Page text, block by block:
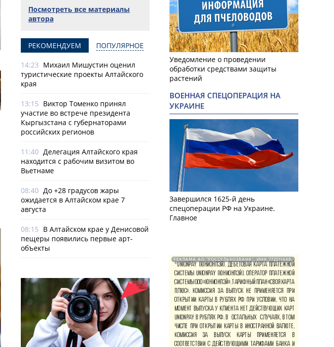
Посмотреть все материалы
автора
РЕКОМЕНДУЕМ ПОПУЛЯРНОЕ
14:23 Михаил Мишустин оценил
туристические проекты Алтайского
края
13:15 Виктор Томенко принял
участие во встрече президента
Кыргызстана с губернаторами
российских регионов
11:40 Делегация Алтайского края
находится с рабочим визитом во
Вьетнаме
08:40 До +28 градусов жары
ожидается в Алтайском крае 7
августа
08:15 В Алтайском крае у Денисовой
пещеры появились первые арт-
объекты
Уведомление о проведении
обработки средствами защиты
растений
ВОЕННАЯ СПЕЦОПЕРАЦИЯ НА
УКРАИНЕ
Завершился 1625-й день
спецоперации РФ на Украине.
Главное
РЕКЛАМА АО "РОССЕЛЬХОЗБАНК". ИНН 772511448.